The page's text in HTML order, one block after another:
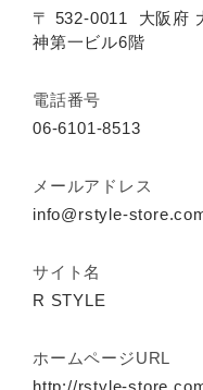
〒 532-0011 大阪府
神第一ビル6階
電話番号
06-6101-8513
メールアドレス
info@rstyle-
サイト名
R STYLE
ホームページURL
http://rstyle-